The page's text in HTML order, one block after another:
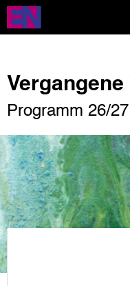
Direkt
zum
Inhalt
Programm 26/27